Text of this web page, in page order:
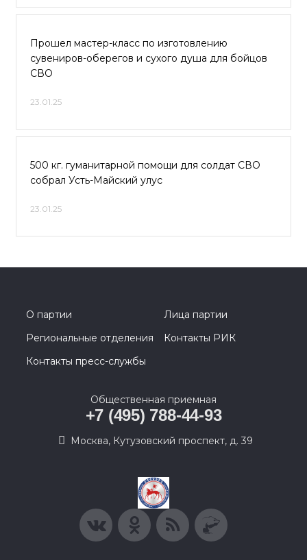
Прошел мастер-класс по изготовлению
сувениров-оберегов и сухого душа для бойцов
СВО
23.01.25
500 кг. гуманитарной помощи для солдат СВО
собрал Усть-Майский улус
23.01.25
О партии
Лица партии
Региональные отделения
Контакты РИК
Контакты пресс-службы
Общественная приемная
+7 (495) 788-44-93
Москва, Кутузовский проспект, д. 39